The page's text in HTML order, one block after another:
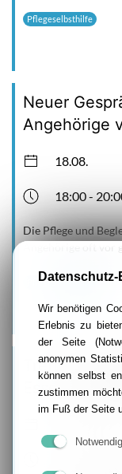
Pflegeselbsthilfe
Neuer
Angehörige
18.08.
18:00 -
Die Pflege und
Pflegeselbsthilfe
Treffen für
Essen-
Wir benötigen
Erlebnis zu
der Seite
anonymen
können selbst
zustimmen
im Fuß der Seite
Notwendig